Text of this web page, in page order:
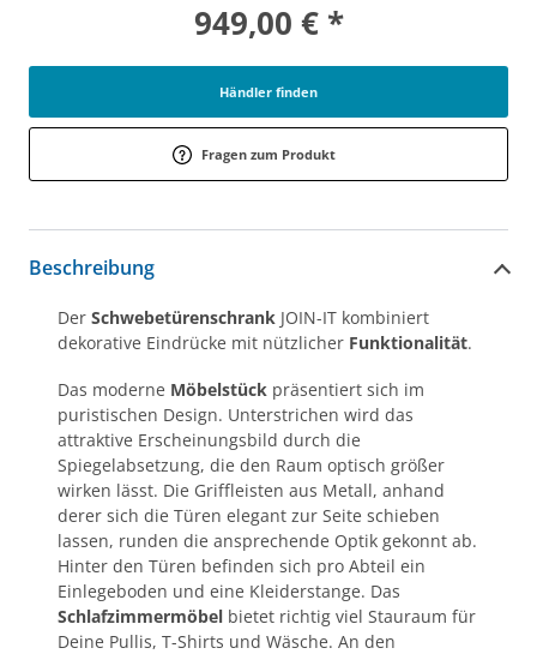
949,00 € *
Händler finden
Fragen zum Produkt
Beschreibung
Der Schwebetürenschrank JOIN-IT kombiniert
dekorative Eindrücke mit nützlicher Funktionalität.
Das moderne Möbelstück präsentiert sich im
puristischen Design. Unterstrichen wird das
attraktive Erscheinungsbild durch die
Spiegelabsetzung, die den Raum optisch größer
wirken lässt. Die Griffleisten aus Metall, anhand
derer sich die Türen elegant zur Seite schieben
lassen, runden die ansprechende Optik gekonnt ab.
Hinter den Türen befinden sich pro Abteil ein
Einlegeboden und eine Kleiderstange. Das
Schlafzimmermöbel bietet richtig viel Stauraum für
Deine Pullis, T-Shirts und Wäsche. An den